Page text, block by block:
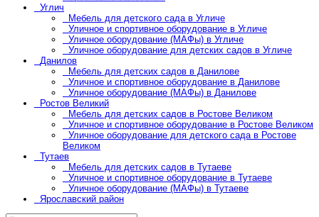
Углич
Мебель для детского сада в Угличе
Уличное и спортивное оборудование в Угличе
Уличное оборудование (МАФы) в Угличе
Уличное оборудование для детских садов в Угличе
Данилов
Мебель для детских садов в Данилове
Уличное и спортивное оборудование в Данилове
Уличное оборудование (МАФы) в Данилове
Ростов Великий
Мебель для детских садов в Ростове Великом
Уличное и спортивное оборудование в Ростове Великом
Уличное оборудование для детского сада в Ростове
Великом
Тутаев
Мебель для детских садов в Тутаеве
Уличное и спортивное оборудование в Тутаеве
Уличное оборудование (МАФы) в Тутаеве
Ярославский район